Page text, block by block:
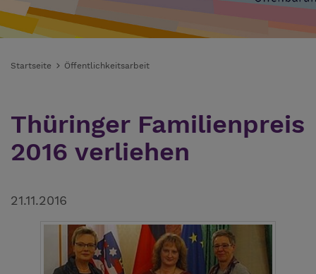
Startseite Öffentlichkeitsarbeit
Thüringer Familienpreis
2016 verliehen
21.11.2016